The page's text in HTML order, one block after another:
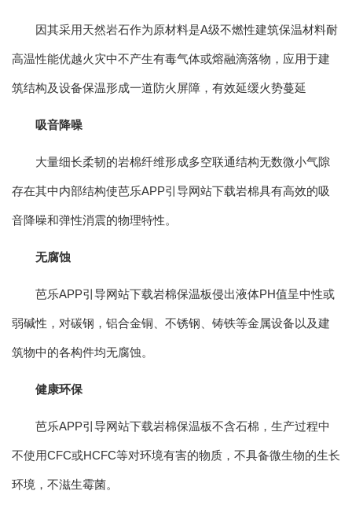
因其采用天然岩石作为原材料是A级不燃性建筑保温材料耐
高温性能优越火灾中不产生有毒气体或熔融滴落物，应用于建
筑结构及设备保温形成一道防火屏障，有效延缓火势蔓延
吸音降噪
大量细长柔韧的岩棉纤维形成多空联通结构无数微小气隙
存在其中内部结构使芭乐APP引导网站下载岩棉具有高效的吸
音降噪和弹性消震的物理特性。
无腐蚀
芭乐APP引导网站下载岩棉保温板侵出液体PH值呈中性或
弱碱性，对碳钢，铝合金铜、不锈钢、铸铁等金属设备以及建
筑物中的各构件均无腐蚀。
健康环保
芭乐APP引导网站下载岩棉保温板不含石棉，生产过程中
不使用CFC或HCFC等对环境有害的物质，不具备微生物的生长
环境，不滋生霉菌。